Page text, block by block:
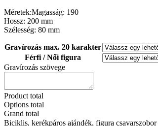
Méretek:Magasság: 190
Hossz: 200 mm
Szélesség: 80 mm
Gravírozás max. 20 karakter
Férfi / Női figura
Gravírozás szövege
Product total
Options total
Grand total
Biciklis, kerékpáros ajándék, figura